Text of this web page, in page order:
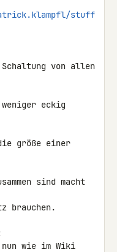
stuff
von allen
eckig
größe einer
sind macht
brauchen.
wie im Wiki